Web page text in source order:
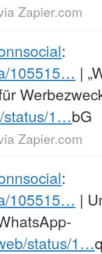
Zapier.com
:
105515… |
status/1…bG
Zapier.com
:
105515… |
status/1…